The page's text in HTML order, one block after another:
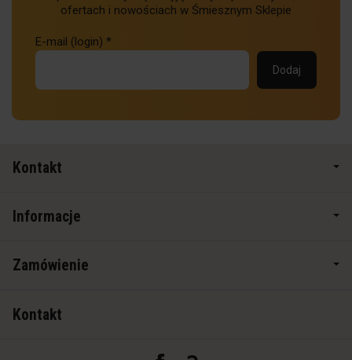
ofertach i nowościach w Śmiesznym Sklepie
E-mail (login) *
Kontakt
Informacje
Zamówienie
Kontakt